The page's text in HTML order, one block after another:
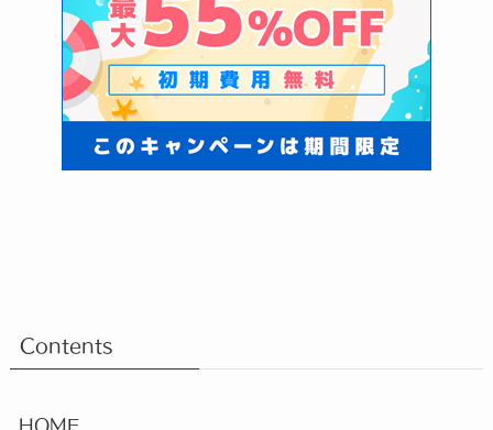
Contents
HOME